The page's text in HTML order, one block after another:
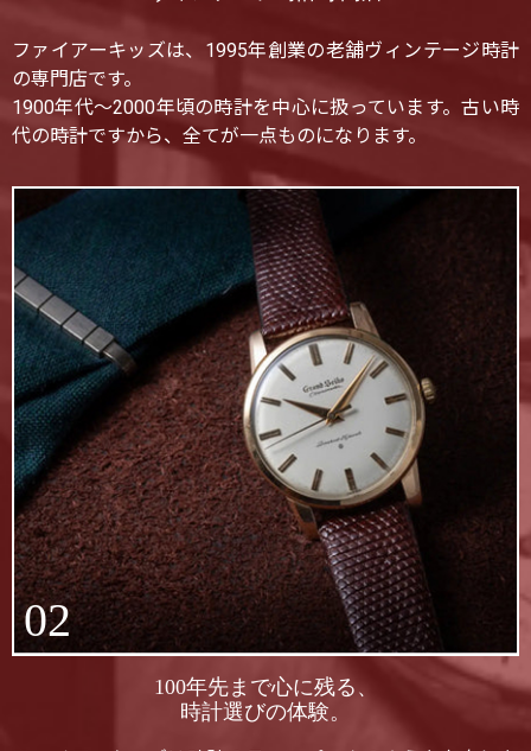
ファイアーキッズは、1995年創業の老舗ヴィンテージ時計
の専門店です。
1900年代〜2000年頃の時計を中心に扱っています。古い時
代の時計ですから、全てが一点ものになります。
02
100年先まで心に残る、
時計選びの体験。